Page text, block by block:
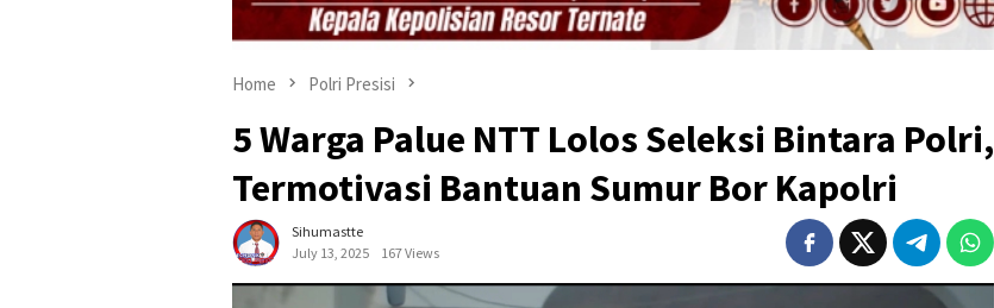
Home Polri Presisi
5 Warga Palue NTT Lolos Seleksi Bintara Polri,
Termotivasi Bantuan Sumur Bor Kapolri
Sihumastte
July 13, 2025
167 Views